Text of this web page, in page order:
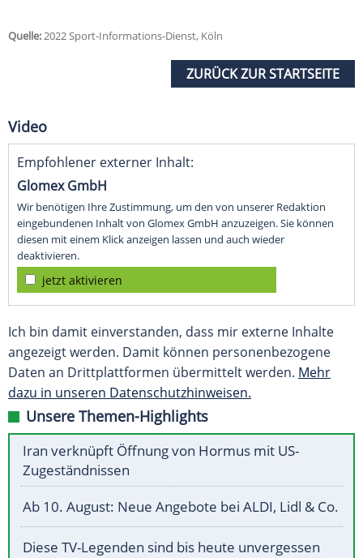
Quelle:2022 Sport-Informations-Dienst, Köln
ZURÜCK ZUR STARTSEITE
Video
Empfohlener externer Inhalt:
Glomex GmbH
Wir benötigen Ihre Zustimmung, um den von unserer Redaktion
eingebundenen Inhalt von Glomex GmbH anzuzeigen. Sie können
diesen mit einem Klick anzeigen lassen und auch wieder
deaktivieren.
jetzt aktivieren
Ich bin damit einverstanden, dass mir externe Inhalte
angezeigt werden. Damit können personenbezogene
Daten an Drittplattformen übermittelt werden. Mehr
dazu in unseren Datenschutzhinweisen.
Unsere Themen-Highlights
Iran verknüpft Öffnung von Hormus mit US-
Zugeständnissen
Ab 10. August: Neue Angebote bei ALDI, Lidl & Co.
Diese TV-Legenden sind bis heute unvergessen